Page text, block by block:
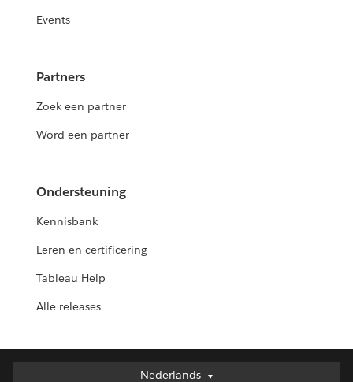
Events
Partners
Zoek een partner
Word een partner
Ondersteuning
Kennisbank
Leren en certificering
Tableau Help
Alle releases
Nederlands
Nederlands